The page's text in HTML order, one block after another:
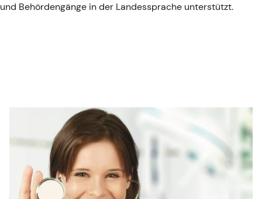
und Behördengänge in der Landessprache unterstützt.